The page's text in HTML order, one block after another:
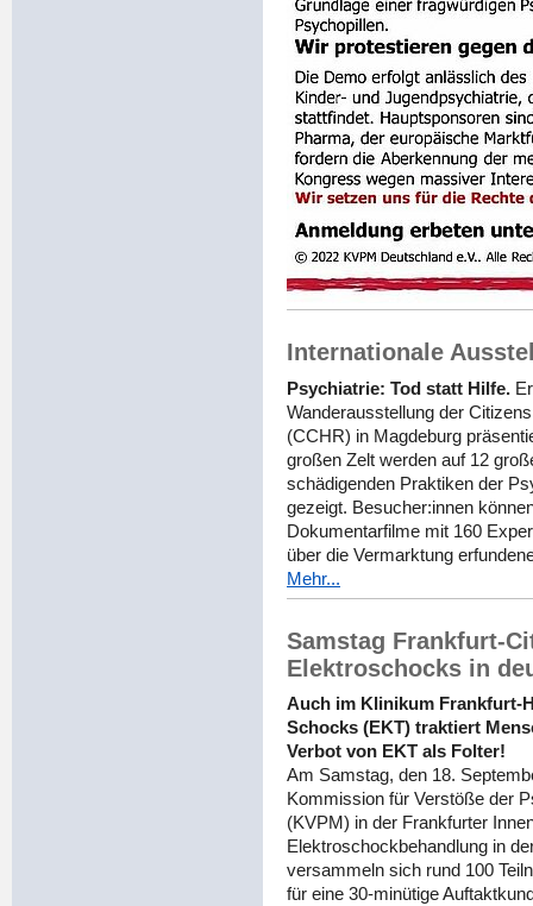
Internationale
Psychiatrie: Tod statt Hilfe.
Wanderausstellung der
(CCHR) in Magdeburg
großen Zelt werden auf 12
schädigenden Praktiken der
gezeigt. Besucher:innen
Dokumentarfilme mit 160
über die Vermarktung
Mehr...
Samstag Frankfurt-
Elektroschocks in
Auch im Klinikum Frankfurt-
Schocks (EKT) traktiert
Verbot von EKT als Folter!
Am Samstag, den 18.
Kommission für Verstöße der
(KVPM) in der Frankfurter
Elektroschockbehandlung in
versammeln sich rund 100
für eine 30-minütige